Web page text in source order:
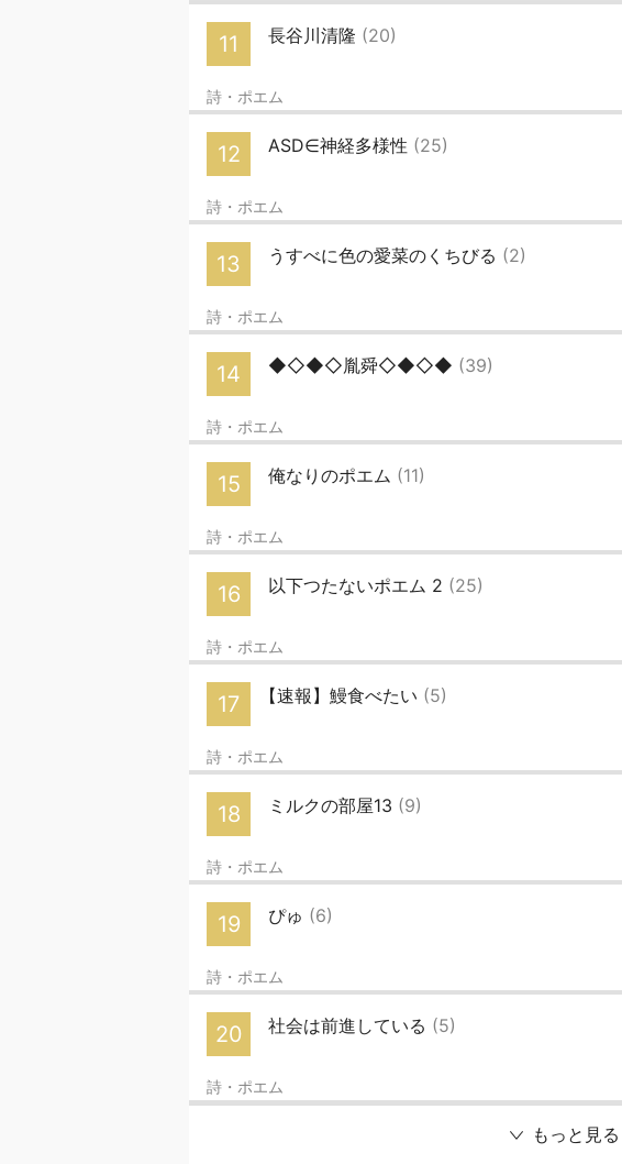
11 長谷川清隆 (20)
詩・ポエム
12 ASD∈神経多様性 (25)
詩・ポエム
13 うすべに色の愛菜のくちびる (2)
詩・ポエム
14 ◆◇◆◇胤舜◇◆◇◆ (39)
詩・ポエム
15 俺なりのポエム (11)
詩・ポエム
16 以下つたないポエム 2 (25)
詩・ポエム
17 【速報】鰻食べたい (5)
詩・ポエム
18 ミルクの部屋13 (9)
詩・ポエム
19 ぴゅ (6)
詩・ポエム
20 社会は前進している (5)
詩・ポエム
もっと見る